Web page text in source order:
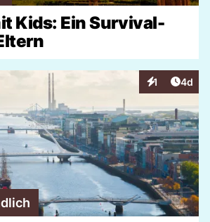
Kids: Ein Survival-
1
Interaktionen
4d